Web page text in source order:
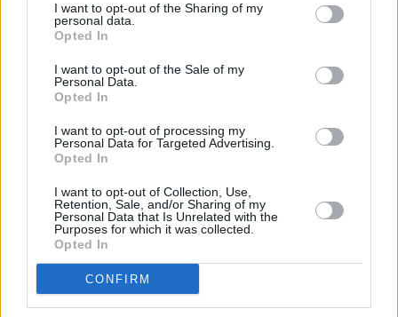
I want to opt-out of the Sharing of my
personal data.
Opted In
I want to opt-out of the Sale of my
Personal Data.
Opted In
I want to opt-out of processing my
Personal Data for Targeted Advertising.
Opted In
I want to opt-out of Collection, Use,
Retention, Sale, and/or Sharing of my
Personal Data that Is Unrelated with the
Purposes for which it was collected.
Opted In
CONFIRM
Bustamante,
Muchachito
Bombo Infierno
y el festival La
Tiñosa & Más
llenarán de
música Puerto